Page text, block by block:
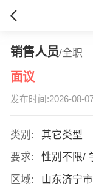
销售人员/全职
面议
发布时间:2026-08-
类别:
其它类型
要求:
性别不限/
区域:
山东济宁